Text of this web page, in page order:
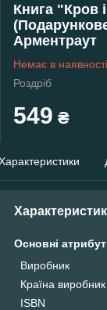
Книга "Кров
Арментраут
Немає в наявності
Роздріб
549 ₴
Основні
Виробник
Країна виробник
ISBN